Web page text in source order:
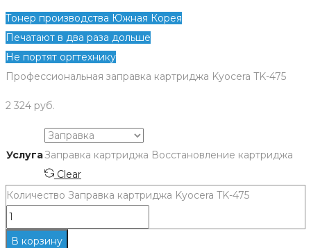
Тонер производства Южная Корея
Печатают в два раза дольше
Не портят оргтехнику
Профессиональная заправка картриджа Kyocera TK-475
2 324 руб.
УслугаЗаправка картриджа Восстановление картриджа
Clear
Количество Заправка картриджа Kyocera TK-475
В корзину